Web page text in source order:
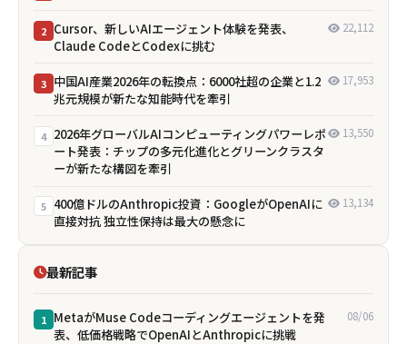
2 Cursor、新しいAIエージェント体験を発表、
Claude CodeとCodexに挑む
22,112
3 中国AI産業2026年の転換点：6000社超の企業と1.2
兆元規模が新たな知能時代を牽引
17,953
4 2026年グローバルAIコンピューティングパワーレポ
ート発表：チップの多元化進化とグリーンクラスタ
ーが新たな構図を牽引
13,550
5 400億ドルのAnthropic投資：GoogleがOpenAIに
直接対抗 独立性保持は最大の懸念に
13,134
最新記事
1 MetaがMuse Codeコーディングエージェントを発
表、低価格戦略でOpenAIとAnthropicに挑戦
08/06